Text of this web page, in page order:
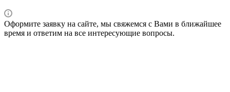
Оформите заявку на сайте, мы свяжемся с Вами в ближайшее
время и ответим на все интересующие вопросы.